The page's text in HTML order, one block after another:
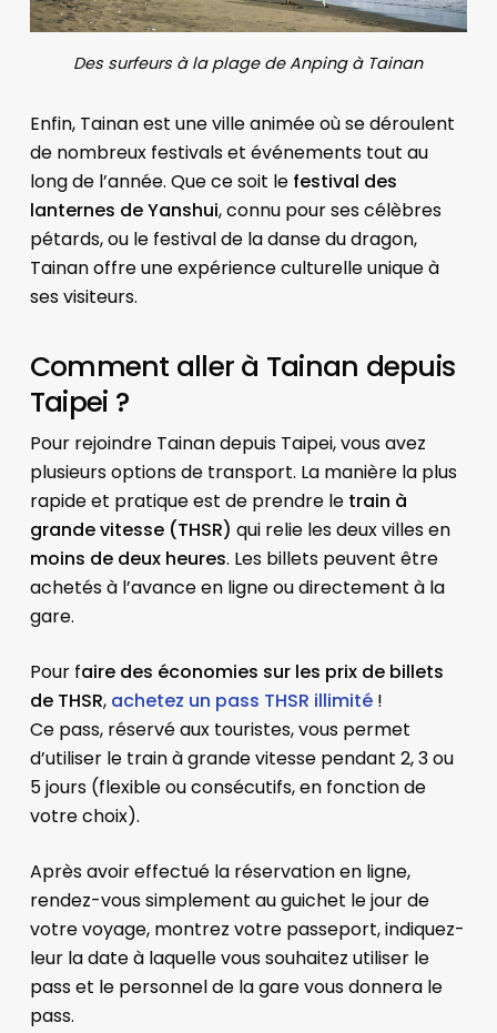
Des surfeurs à la plage de Anping à Tainan
Enfin, Tainan est une ville animée où se déroulent
de nombreux festivals et événements tout au
long de l’année. Que ce soit le festival des
lanternes de Yanshui, connu pour ses célèbres
pétards, ou le festival de la danse du dragon,
Tainan offre une expérience culturelle unique à
ses visiteurs.
Comment aller à Tainan depuis
Taipei ?
Pour rejoindre Tainan depuis Taipei, vous avez
plusieurs options de transport. La manière la plus
rapide et pratique est de prendre le train à
grande vitesse (THSR) qui relie les deux villes en
moins de deux heures. Les billets peuvent être
achetés à l’avance en ligne ou directement à la
gare.
Pour faire des économies sur les prix de billets
de THSR, achetez un pass THSR illimité!
Ce pass, réservé aux touristes, vous permet
d’utiliser le train à grande vitesse pendant 2, 3 ou
5 jours (flexible ou consécutifs, en fonction de
votre choix).
Après avoir effectué la réservation en ligne,
rendez-vous simplement au guichet le jour de
votre voyage, montrez votre passeport, indiquez-
leur la date à laquelle vous souhaitez utiliser le
pass et le personnel de la gare vous donnera le
pass.